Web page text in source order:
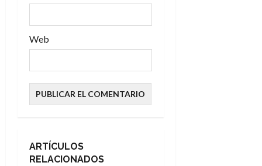
Web
ARTÍCULOS
RELACIONADOS